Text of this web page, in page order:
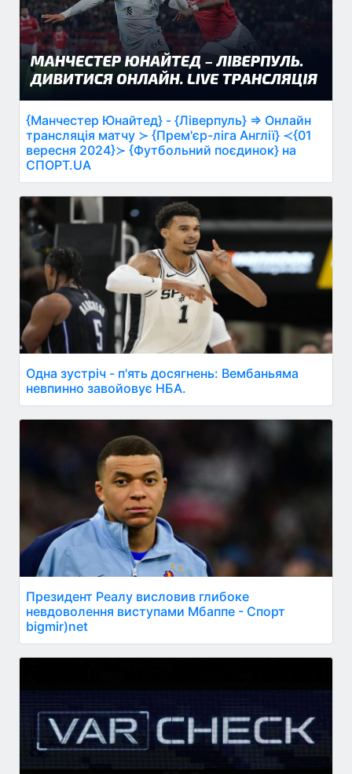
{Манчестер Юнайтед} - {Ліверпуль} ⇒ Онлайн
трансляція матчу ≻ {Прем'єр-ліга Англії} ≺{01
вересня 2024}≻ {Футбольний поєдинок} на
СПОРТ.UA
Одна зустріч - п'ять досягнень: Вембаньяма
невпинно завойовує НБА.
Президент Реалу висловив глибоке
невдоволення виступами Мбаппе - Спорт
bigmir)net